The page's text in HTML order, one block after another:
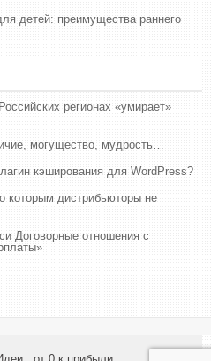
детей: преимущества раннего
регионах «умирает»
могущество, мудрость…
кэширования для WordPress?
которым дистрибьюторы не
Договорные отношения с